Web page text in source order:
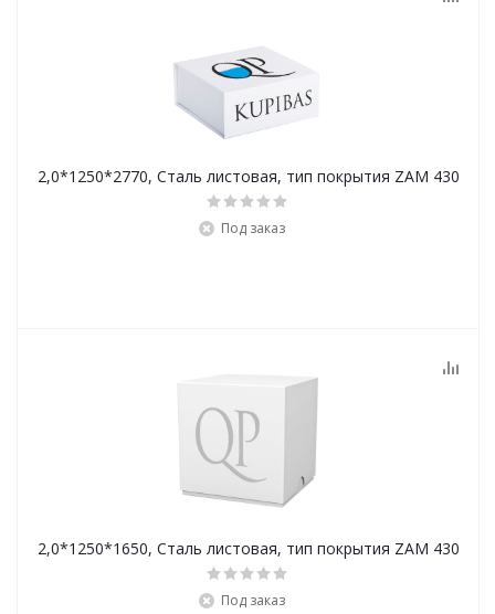
2,0*1250*2770, Сталь листовая, тип покрытия ZAM 430
Под заказ
2,0*1250*1650, Сталь листовая, тип покрытия ZAM 430
Под заказ